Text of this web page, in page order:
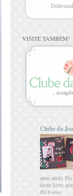
VISITE TAMBÉM!
Clube da
anos atrás.
deste livro
Há 6 anos